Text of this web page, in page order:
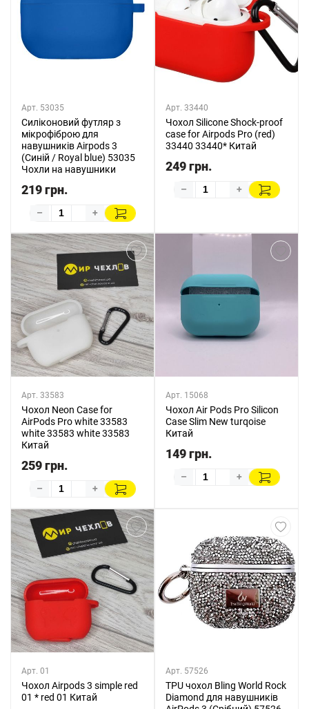
Арт. 53035
Силіконовий футляр з
мікрофіброю для
навушників Airpods 3
(Синій / Royal blue) 53035
Чохли на навушники
219 грн.
– +
Арт. 33440
Чохол Silicone Shock-proof
case for Airpods Pro (red)
33440 33440* Китай
249 грн.
– +
Арт. 33583
Чохол Neon Case for
AirPods Pro white 33583
white 33583 white 33583
Китай
259 грн.
– +
Арт. 15068
Чохол Air Pods Pro Silicon
Case Slim New turqoise
Китай
149 грн.
– +
Арт. 01
Чохол Airpods 3 simple red
01 * red 01 Китай
Арт. 57526
TPU чохол Bling World Rock
Diamond для навушників